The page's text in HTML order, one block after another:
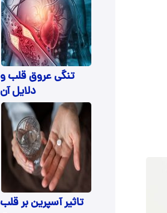
تنگی عروق قلب و
دلایل آن
تاثیر آسپرین بر قلب